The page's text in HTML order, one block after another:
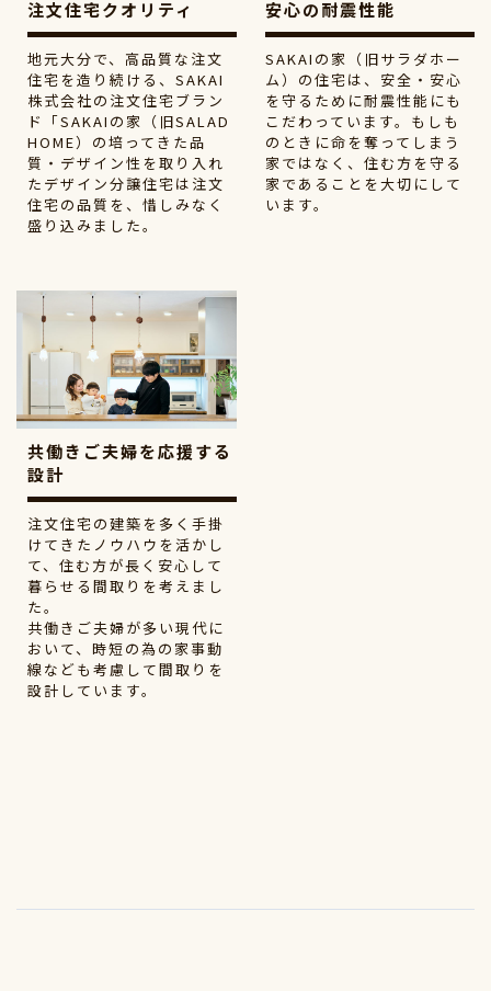
注文住宅クオリティ
地元大分で、高品質な注文
住宅を造り続ける、SAKAI
株式会社の注文住宅ブラン
ド「SAKAIの家（旧SALAD
HOME）の培ってきた品
質・デザイン性を取り入れ
たデザイン分譲住宅は注文
住宅の品質を、惜しみなく
盛り込みました。
安心の耐震性能
SAKAIの家（旧サラダホー
ム）の住宅は、安全・安心
を守るために耐震性能にも
こだわっています。もしも
のときに命を奪ってしまう
家ではなく、住む方を守る
家であることを大切にして
います。
共働きご夫婦を応援する
設計
注文住宅の建築を多く手掛
けてきたノウハウを活かし
て、住む方が長く安心して
暮らせる間取りを考えまし
た。
共働きご夫婦が多い現代に
おいて、時短の為の家事動
線なども考慮して間取りを
設計しています。